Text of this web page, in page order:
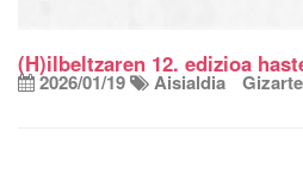
(H)ilbeltzaren 12. edizioa
2026/01/19 Aisialdia